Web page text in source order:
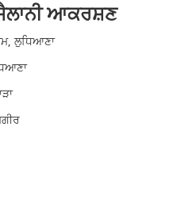
ਆਕਰਸ਼ਣ
ਲੁਧਿਆਣਾ